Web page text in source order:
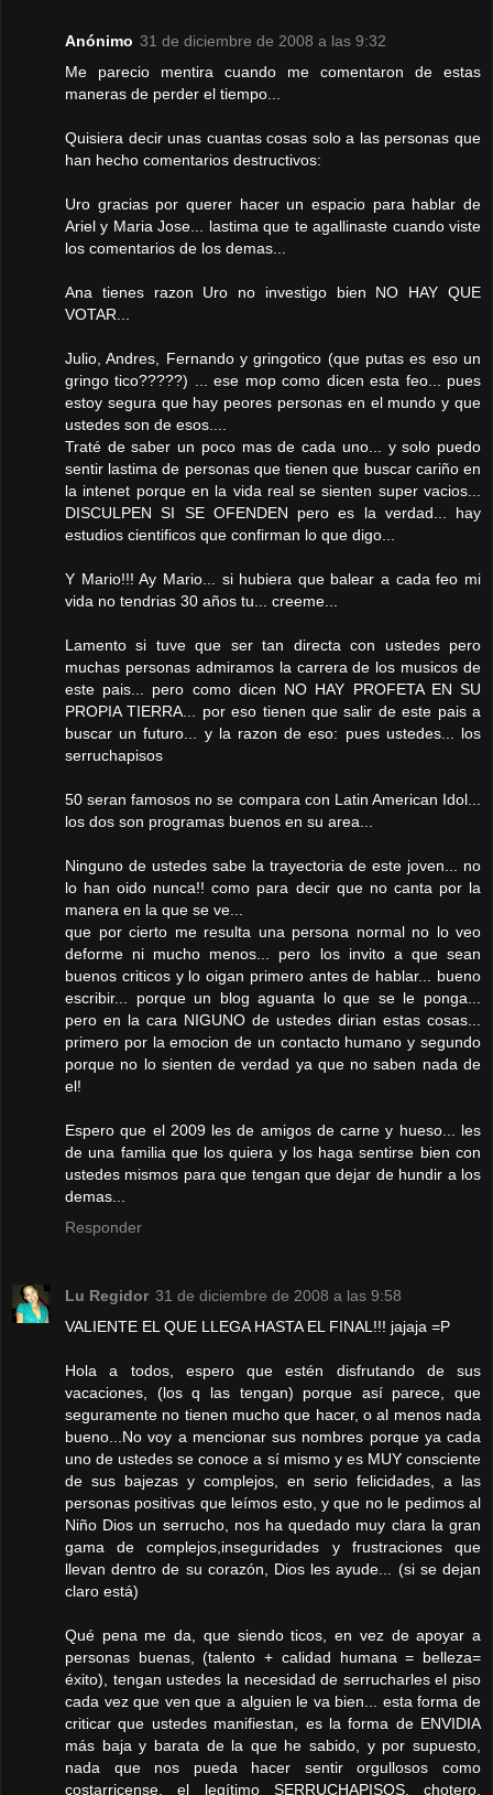
Anónimo 31 de diciembre de 2008 a las 9:32
Me parecio mentira cuando me comentaron de estas
maneras de perder el tiempo...
Quisiera decir unas cuantas cosas solo a las personas que
han hecho comentarios destructivos:
Uro gracias por querer hacer un espacio para hablar de
Ariel y Maria Jose... lastima que te agallinaste cuando viste
los comentarios de los demas...
Ana tienes razon Uro no investigo bien NO HAY QUE
VOTAR...
Julio, Andres, Fernando y gringotico (que putas es eso un
gringo tico?????) ... ese mop como dicen esta feo... pues
estoy segura que hay peores personas en el mundo y que
ustedes son de esos....
Traté de saber un poco mas de cada uno... y solo puedo
sentir lastima de personas que tienen que buscar cariño en
la intenet porque en la vida real se sienten super vacios...
DISCULPEN SI SE OFENDEN pero es la verdad... hay
estudios cientificos que confirman lo que digo...
Y Mario!!! Ay Mario... si hubiera que balear a cada feo mi
vida no tendrias 30 años tu... creeme...
Lamento si tuve que ser tan directa con ustedes pero
muchas personas admiramos la carrera de los musicos de
este pais... pero como dicen NO HAY PROFETA EN SU
PROPIA TIERRA... por eso tienen que salir de este pais a
buscar un futuro... y la razon de eso: pues ustedes... los
serruchapisos
50 seran famosos no se compara con Latin American Idol...
los dos son programas buenos en su area...
Ninguno de ustedes sabe la trayectoria de este joven... no
lo han oido nunca!! como para decir que no canta por la
manera en la que se ve...
que por cierto me resulta una persona normal no lo veo
deforme ni mucho menos... pero los invito a que sean
buenos criticos y lo oigan primero antes de hablar... bueno
escribir... porque un blog aguanta lo que se le ponga...
pero en la cara NIGUNO de ustedes dirian estas cosas...
primero por la emocion de un contacto humano y segundo
porque no lo sienten de verdad ya que no saben nada de
el!
Espero que el 2009 les de amigos de carne y hueso... les
de una familia que los quiera y los haga sentirse bien con
ustedes mismos para que tengan que dejar de hundir a los
demas...
Responder
Lu Regidor 31 de diciembre de 2008 a las 9:58
VALIENTE EL QUE LLEGA HASTA EL FINAL!!! jajaja =P
Hola a todos, espero que estén disfrutando de sus
vacaciones, (los q las tengan) porque así parece, que
seguramente no tienen mucho que hacer, o al menos nada
bueno...No voy a mencionar sus nombres porque ya cada
uno de ustedes se conoce a sí mismo y es MUY consciente
de sus bajezas y complejos, en serio felicidades, a las
personas positivas que leímos esto, y que no le pedimos al
Niño Dios un serrucho, nos ha quedado muy clara la gran
gama de complejos,inseguridades y frustraciones que
llevan dentro de su corazón, Dios les ayude... (si se dejan
claro está)
Qué pena me da, que siendo ticos, en vez de apoyar a
personas buenas, (talento + calidad humana = belleza=
éxito), tengan ustedes la necesidad de serrucharles el piso
cada vez que ven que a alguien le va bien... esta forma de
criticar que ustedes manifiestan, es la forma de ENVIDIA
más baja y barata de la que he sabido, y por supuesto,
nada que nos pueda hacer sentir orgullosos como
costarricense, el legítimo SERRUCHAPISOS, chotero,